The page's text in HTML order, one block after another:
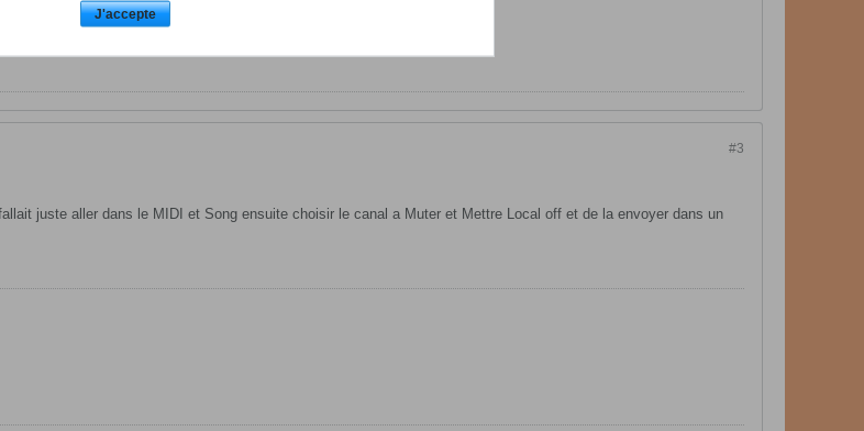
#3
juste aller dans le MIDI et Song ensuite choisir le canal a Muter et Mettre Local off et de la envoyer dans un
J'accepte